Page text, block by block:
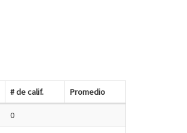
# de calif. Promedio
0